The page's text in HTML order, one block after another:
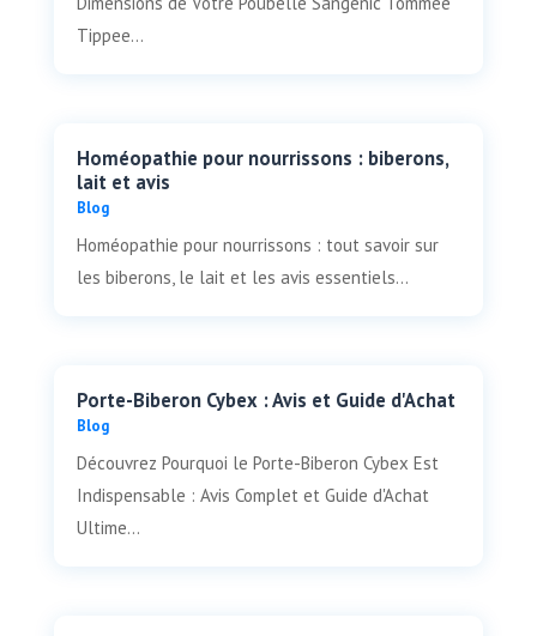
Tippee...
Homéopathie pour nourrissons : biberons,
lait et avis
Blog
Homéopathie pour nourrissons : tout savoir sur
les biberons, le lait et les avis essentiels...
Porte-Biberon Cybex : Avis et Guide d'Achat
Blog
Découvrez Pourquoi le Porte-Biberon Cybex Est
Indispensable : Avis Complet et Guide d'Achat
Ultime...